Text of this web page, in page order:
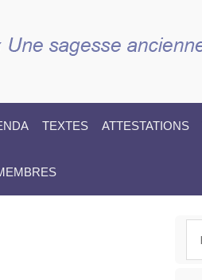
TEXTES ATTESTATIONS